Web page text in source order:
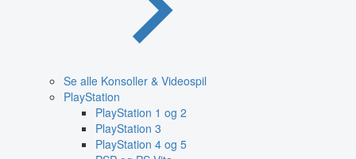
Se alle Konsoller & Videospil
PlayStation
PlayStation 1 og 2
PlayStation 3
PlayStation 4 og 5